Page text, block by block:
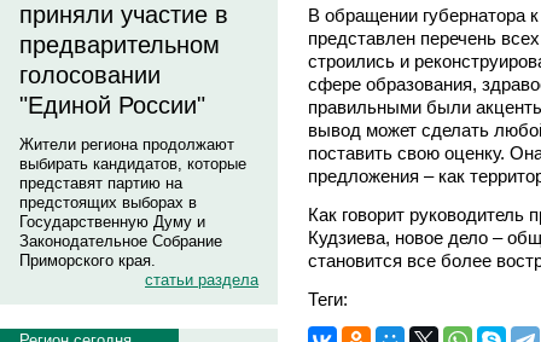
приняли участие в
предварительном
голосовании
"Единой России"
Жители региона продолжают
выбирать кандидатов, которые
представят партию на
предстоящих выборах в
Государственную Думу и
Законодательное Собрание
Приморского края.
статьи раздела
В обращении губернатора
представлен перечень
строились и
сфере образования,
правильными были
вывод может сделать
поставить свою оценку.
предложения – как
Как говорит руководитель
Кудзиева, новое дело –
становится все более
Теги: